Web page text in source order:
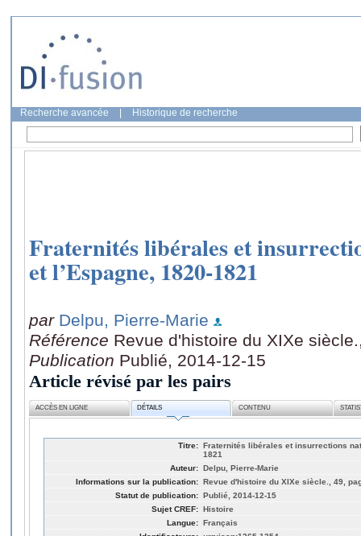
Recherche avancée Historique de recherche
Fraternités libérales et
et l’Espagne, 1820-1821
par Delpu, Pierre-Marie
Référence Revue d'histoire du XIXe
Publication Publié, 2014-12-15
Article révisé par les pairs
ACCÈS EN LIGNE DÉTAILS CONTENU
Titre: Fraternités libérales et insurrections
1821
Auteur: Delpu, Pierre-Marie
Informations sur la publication: Revue d'histoire du XIXe siècle., 49,
Statut de publication: Publié, 2014-12-15
Sujet CREF: Histoire
Langue: Français